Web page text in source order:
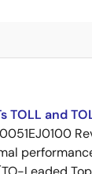
TOLL and